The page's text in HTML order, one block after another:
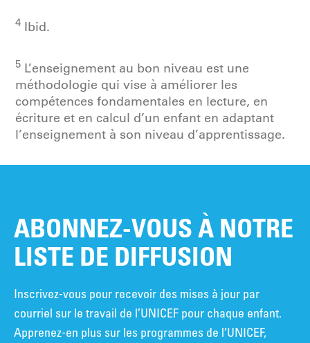
4 Ibid.
5 L’enseignement au bon niveau est une
méthodologie qui vise à améliorer les
compétences fondamentales en lecture, en
écriture et en calcul d’un enfant en adaptant
l’enseignement à son niveau d’apprentissage.
ABONNEZ-VOUS À NOTRE
LISTE DE DIFFUSION
Inscrivez-vous pour recevoir des mises à jour par
courriel sur le travail de l’UNICEF pour chaque enfant.
Apprenez-en plus sur les programmes de l’UNICEF,